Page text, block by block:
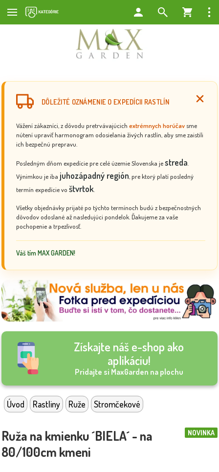
DÔLEŽITÉ OZNÁMENIE O EXPEDÍCII RASTLÍN
Vážení zákazníci, z dôvodu pretrvávajúcich extrémnych horúčav sme
nútení upraviť harmonogram odosielania živých rastlín, aby sme zaistili
ich bezpečnú prepravu.
Posledným dňom expedície pre celé územie Slovenska jestreda
Výnimkou je iba juhozápadný región , pre ktorý platí posledný
termín expedície vo štvrtok
Všetky objednávky prijaté po týchto termínoch budú z bezpečnostných
dôvodov odoslané až nasledujúci pondelok. Ďakujeme za vaše
pochopenie a trpezlivosť.
Váš tím MAX GARDEN!
Získajte náš e-shop ako
aplikáciu!
Pridajte si MaxGarden na plochu
Úvod Rastliny Ruže Stromčekové
NOVINKA
Ruža na kmienku ´BIELA´ - na
80/100cm kmeni